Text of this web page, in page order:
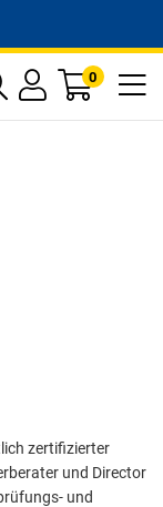
0
zertifizierter
und Director
und